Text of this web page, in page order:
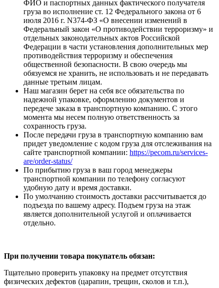
ФИО и паспортных данных фактического получателя
груза во исполнение ст. 12 Федерального закона от 6
июля 2016 г. N374-ФЗ «О внесении изменений в
Федеральный закон «О противодействии терроризму» и
отдельных законодательных актов Российской
Федерации в части установления дополнительных мер
противодействия терроризму и обеспечения
общественной безопасности. В свою очередь мы
обязуемся не хранить, не использовать и не передавать
данные третьим лицам.
Наш магазин берет на себя все обязательства по
надежной упаковке, оформлению документов и
передече заказа в транспортную компанию. С этого
момента мы несем полную ответственность за
сохранность груза.
После передачи груза в транспортную компанию вам
придет уведомление с кодом груза для отслеживания на
сайте транспортной компании: https://pecom.ru/services-
are/order-status/
По прибытию груза в ваш город менеджеры
транспортной компании по телефону согласуют
удобную дату и время доставки.
По умолчанию стоимость доставки рассчитывается до
подъезда по вашему адресу. Подъем груза на этаж
является дополнительной услугой и оплачивается
отдельно.
При получении товара покупатель обязан:
Тщательно проверить упаковку на предмет отсутствия
физических дефектов (царапин, трещин, сколов и т.п.),